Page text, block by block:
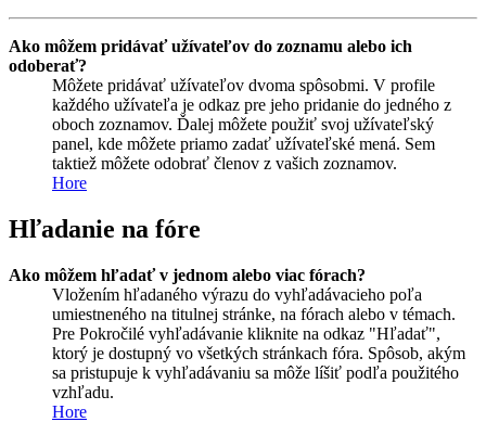
Ako môžem pridávať užívateľov do zoznamu alebo ich
odoberať?
Môžete pridávať užívateľov dvoma spôsobmi. V profile
každého užívateľa je odkaz pre jeho pridanie do jedného z
oboch zoznamov. Ďalej môžete použiť svoj užívateľský
panel, kde môžete priamo zadať užívateľské mená. Sem
taktiež môžete odobrať členov z vašich zoznamov.
Hore
Hľadanie na fóre
Ako môžem hľadať v jednom alebo viac fórach?
Vložením hľadaného výrazu do vyhľadávacieho poľa
umiestneného na titulnej stránke, na fórach alebo v témach.
Pre Pokročilé vyhľadávanie kliknite na odkaz "Hľadať",
ktorý je dostupný vo všetkých stránkach fóra. Spôsob, akým
sa pristupuje k vyhľadávaniu sa môže líšiť podľa použitého
vzhľadu.
Hore